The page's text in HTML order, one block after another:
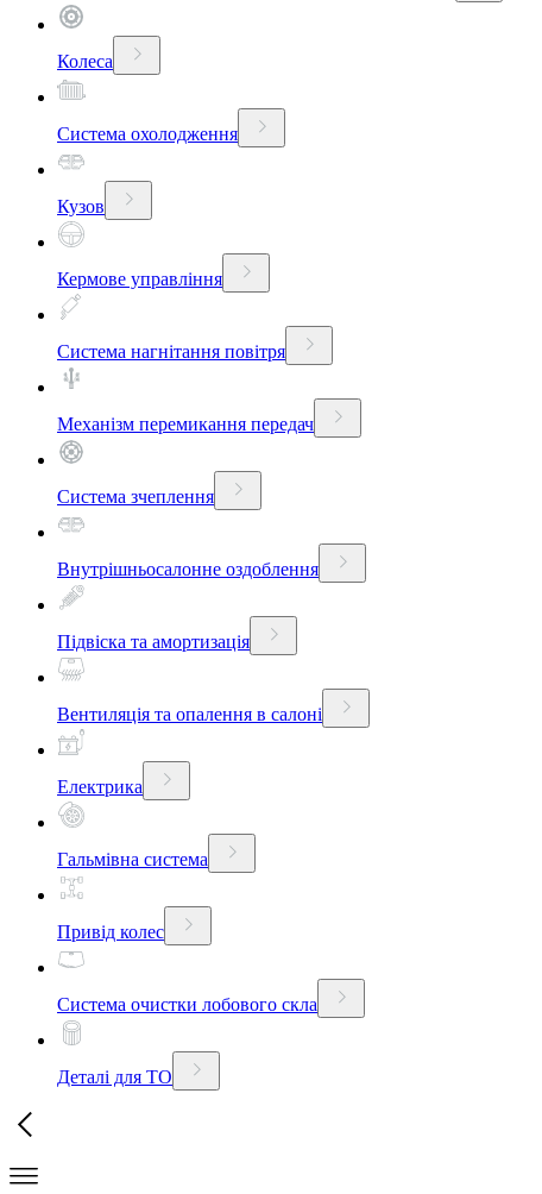
Колеса
Система охолодження
Кузов
Кермове управління
Система нагнітання повітря
Механізм перемикання передач
Система зчеплення
Внутрішньосалонне оздоблення
Підвіска та амортизація
Вентиляція та опалення в салоні
Електрика
Гальмівна система
Привід колес
Система очистки лобового скла
Деталі для ТО